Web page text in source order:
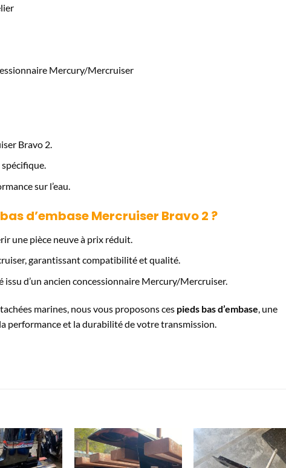
Mercury/Mercruiser
Bravo 2.
sur l’eau.
d’embase Mercruiser Bravo 2 ?
une pièce neuve à prix réduit.
garantissant compatibilité et qualité.
issu d’un ancien concessionnaire Mercury/Mercruiser.
marines, nous vous proposons ces pieds bas d’embase , une
performance et la durabilité de votre transmission.